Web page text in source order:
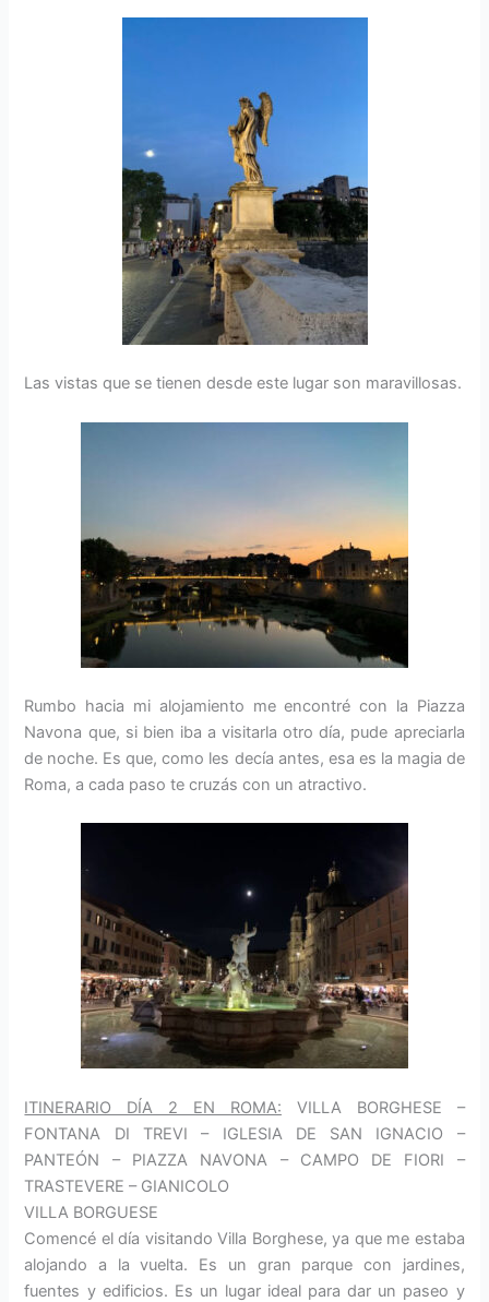
Las vistas que se tienen desde este lugar son maravillosas.
Rumbo hacia mi alojamiento me encontré con la Piazza
Navona que, si bien iba a visitarla otro día, pude apreciarla
de noche. Es que, como les decía antes, esa es la magia de
Roma, a cada paso te cruzás con un atractivo.
ITINERARIO DÍA 2 EN ROMA: VILLA BORGHESE –
FONTANA DI TREVI – IGLESIA DE SAN IGNACIO –
PANTEÓN – PIAZZA NAVONA – CAMPO DE FIORI –
TRASTEVERE – GIANICOLO
VILLA BORGUESE
Comencé el día visitando Villa Borghese, ya que me estaba
alojando a la vuelta. Es un gran parque con jardines,
fuentes y edificios. Es un lugar ideal para dar un paseo y